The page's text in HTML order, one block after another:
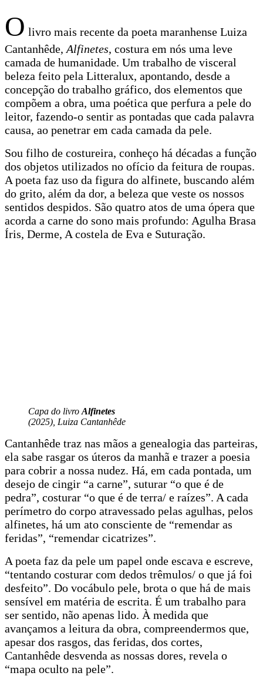
O livro mais recente da poeta maranhense Luiza
Cantanhêde, Alfinetes, costura em nós uma leve
camada de humanidade. Um trabalho de visceral
beleza feito pela Litteralux, apontando, desde a
concepção do trabalho gráfico, dos elementos que
compõem a obra, uma poética que perfura a pele do
leitor, fazendo-o sentir as pontadas que cada palavra
causa, ao penetrar em cada camada da pele.
Sou filho de costureira, conheço há décadas a função
dos objetos utilizados no ofício da feitura de roupas.
A poeta faz uso da figura do alfinete, buscando além
do grito, além da dor, a beleza que veste os nossos
sentidos despidos. São quatro atos de uma ópera que
acorda a carne do sono mais profundo: Agulha Brasa
Íris, Derme, A costela de Eva e Suturação.
Capa do livro Alfinetes
(2025), Luiza Cantanhêde
Cantanhêde traz nas mãos a genealogia das parteiras,
ela sabe rasgar os úteros da manhã e trazer a poesia
para cobrir a nossa nudez. Há, em cada pontada, um
desejo de cingir “a carne”, suturar “o que é de
pedra”, costurar “o que é de terra/ e raízes”. A cada
perímetro do corpo atravessado pelas agulhas, pelos
alfinetes, há um ato consciente de “remendar as
feridas”, “remendar cicatrizes”.
A poeta faz da pele um papel onde escava e escreve,
“tentando costurar com dedos trêmulos/ o que já foi
desfeito”. Do vocábulo pele, brota o que há de mais
sensível em matéria de escrita. É um trabalho para
ser sentido, não apenas lido. À medida que
avançamos a leitura da obra, compreendermos que,
apesar dos rasgos, das feridas, dos cortes,
Cantanhêde desvenda as nossas dores, revela o
“mapa oculto na pele”.